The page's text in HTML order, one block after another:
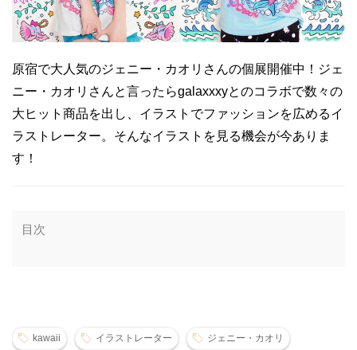
原宿で大人気のジェニー・カオリさんの個展開催中！ジェ
ニー・カオリさんと言ったらgalaxxxyとのコラボで数々の
大ヒット商品を出し、イラストでファッションを広めるイ
ラストレーター。そんなイラストを見る機会が今ありま
す！
目次
kawaii イラストレーター ジェニー・カオリ